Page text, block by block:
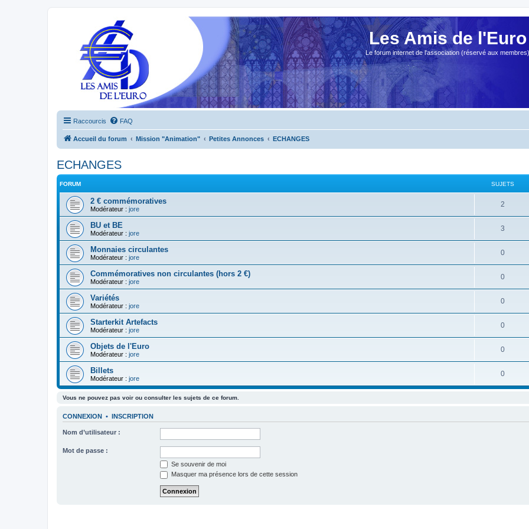
Les Amis de l'Euro
Le forum internet de l'association (réservé aux membres)
Raccourcis FAQ
Accueil du forum Mission "Animation" Petites Annonces ECHANGES
ECHANGES
FORUM SUJETS
2 € commémoratives
Modérateur : jore
2
BU et BE
Modérateur : jore
3
Monnaies circulantes
Modérateur : jore
0
Commémoratives non circulantes (hors 2 €)
Modérateur : jore
0
Variétés
Modérateur : jore
0
Starterkit Artefacts
Modérateur : jore
0
Objets de l'Euro
Modérateur : jore
0
Billets
Modérateur : jore
0
Vous ne pouvez pas voir ou consulter les sujets de ce forum.
CONNEXION • INSCRIPTION
Nom d’utilisateur :
Mot de passe :
Se souvenir de moi
Masquer ma présence lors de cette session